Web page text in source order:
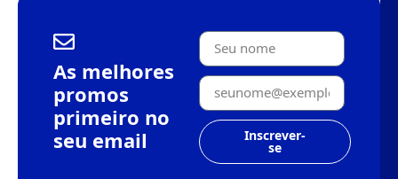
As melhores
promos
primeiro no
seu email
Inscrever-
se